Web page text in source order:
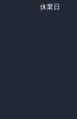
休業日